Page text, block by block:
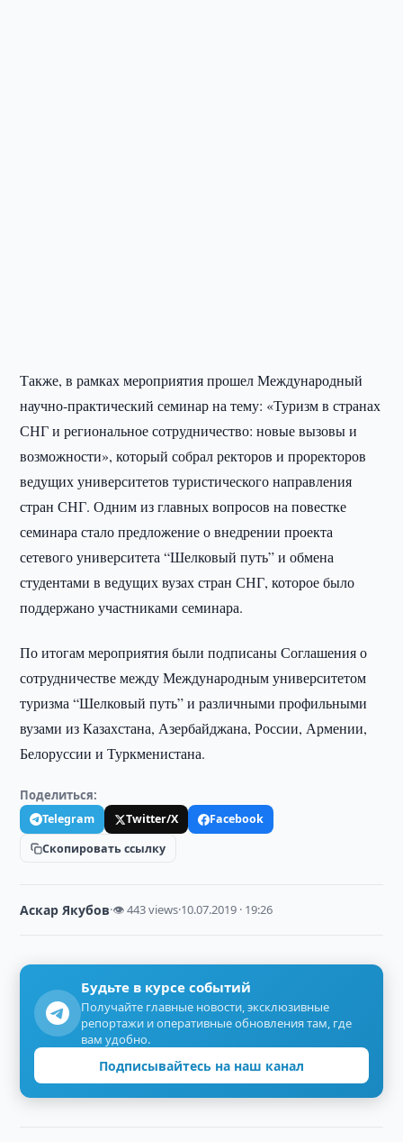
Также, в рамках мероприятия прошел Международный
научно-практический семинар на тему: «Туризм в странах
СНГ и региональное сотрудничество: новые вызовы и
возможности», который собрал ректоров и проректоров
ведущих университетов туристического направления
стран СНГ. Одним из главных вопросов на повестке
семинара стало предложение о внедрении проекта
сетевого университета “Шелковый путь” и обмена
студентами в ведущих вузах стран СНГ, которое было
поддержано участниками семинара.
По итогам мероприятия были подписаны Соглашения о
сотрудничестве между Международным университетом
туризма “Шелковый путь” и различными профильными
вузами из Казахстана, Азербайджана, России, Армении,
Белоруссии и Туркменистана.
Поделиться:
Telegram Twitter/X
Facebook
Скопировать ссылку
Аскар Якубов·👁 443 views·10.07.2019 · 19:26
Будьте в курсе событий
Получайте главные новости, эксклюзивные
репортажи и оперативные обновления там, где
вам удобно.
Подписывайтесь на наш канал